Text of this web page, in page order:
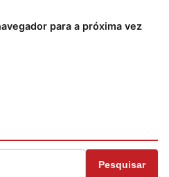
para a próxima vez
Pesquisar